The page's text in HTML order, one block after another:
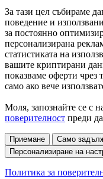
За тази цел събираме
поведение и
за постоянно
персонализирана
статистиката на
вашите криптирани
показваме оферти
само ако вече
Моля, запознайте се с
поверителност преди
Приемане
Само
Персонализиране на
Политика за